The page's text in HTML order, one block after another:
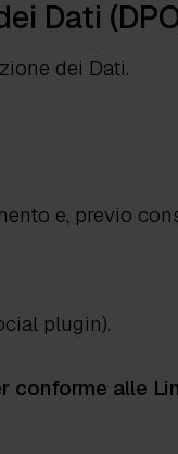
Dati
dei Dati.
e, previo
plugin).
conforme alle